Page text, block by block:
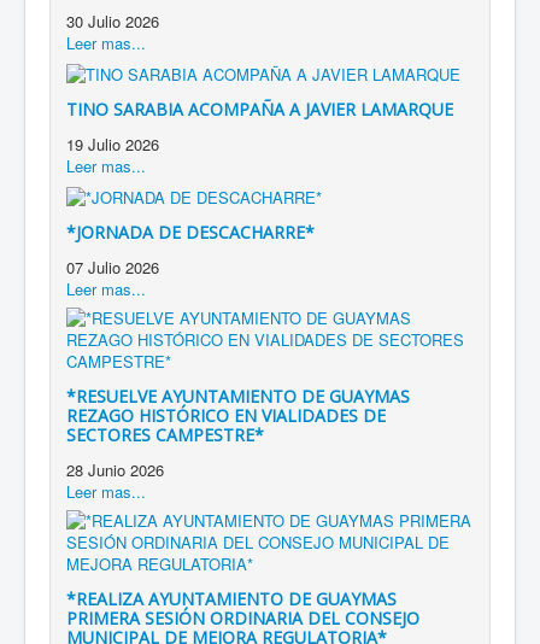
30 Julio 2026
Leer mas...
TINO SARABIA ACOMPAÑA A JAVIER LAMARQUE
19 Julio 2026
Leer mas...
*JORNADA DE DESCACHARRE*
07 Julio 2026
Leer mas...
*RESUELVE AYUNTAMIENTO DE GUAYMAS
REZAGO HISTÓRICO EN VIALIDADES DE
SECTORES CAMPESTRE*
28 Junio 2026
Leer mas...
*REALIZA AYUNTAMIENTO DE GUAYMAS
PRIMERA SESIÓN ORDINARIA DEL CONSEJO
MUNICIPAL DE MEJORA REGULATORIA*